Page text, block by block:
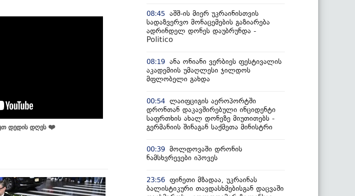
დედის დღეს ❤️
08:45 აშშ-ის მიერ უკრაინისთვის
სადაზვერვო მონაცემების გაზიარება
ადრინდელ დონეს დაუბრუნდა -
Politico
08:19 ანა ონიანი ვერბიეს ფესტივალის
აკადემიის უმაღლესი ჯილდოს
მფლობელი გახდა
00:54 ლაიფციგის აეროპორტში
დრონთან დაკავშირებული ინციდენტი
საფრთხის ახალ დონეზე მიუთითებს -
გერმანიის შინაგან საქმეთა მინისტრი
00:39 მოლდოვაში დრონის
ნამსხვრევები იპოვეს
23:56 ფინეთი მზადაა, უკრაინას
ბალისტიკური თავდასხმებისგან დაცვაში